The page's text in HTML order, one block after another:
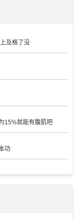
及格了没
15%就能有腹肌吧
功